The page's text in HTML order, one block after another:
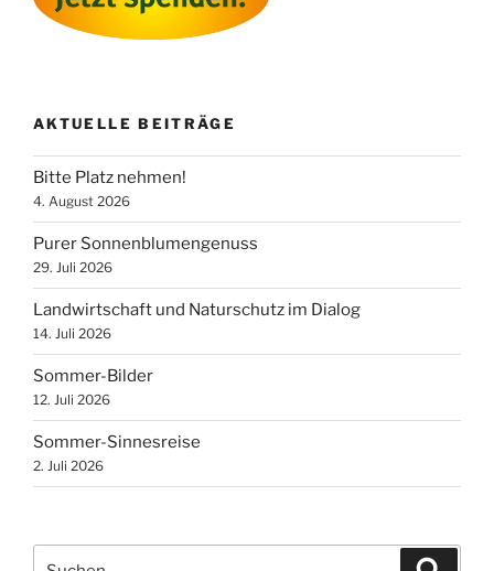
AKTUELLE BEITRÄGE
Bitte Platz nehmen!
4. August 2026
Purer Sonnenblumengenuss
29. Juli 2026
Landwirtschaft und Naturschutz im Dialog
14. Juli 2026
Sommer-Bilder
12. Juli 2026
Sommer-Sinnesreise
2. Juli 2026